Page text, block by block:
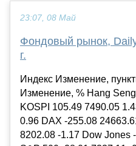
23:07, 08 Май
Фондовый рынок,
г.
Индекс Изменение,
Изменение, % Hang
KOSPI 105.49 7490.05
0.96 DAX -255.08
8202.08 -1.17 Dow Jones